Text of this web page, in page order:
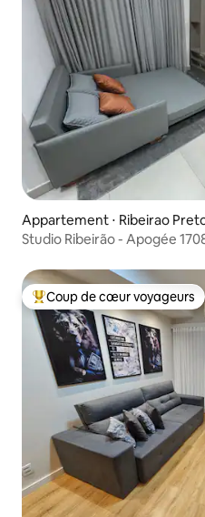
Appartement ⋅ Ribeirao
Studio Ribeirão - Apogée
Coups de cœur voyageurs
Coup de cœur voyageurs